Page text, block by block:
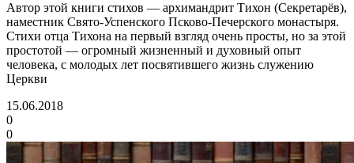
Автор этой книги стихов — архимандрит Тихон (Секретарёв),
наместник Свято-Успенского Псково-Печерского монастыря.
Стихи отца Тихона на первый взгляд очень просты, но за этой
простотой — огромный жизненный и духовный опыт
человека, с молодых лет посвятившего жизнь служению
Церкви
15.06.2018
0
0